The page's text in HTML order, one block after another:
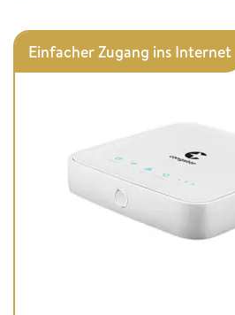
Einfacher Zugang ins Internet